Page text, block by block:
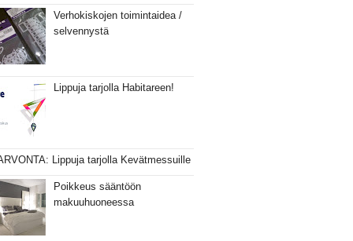
Verhokiskojen toimintaidea /
selvennystä
Lippuja tarjolla Habitareen!
Lippuja tarjolla Kevätmessuille
Poikkeus sääntöön
makuuhuoneessa